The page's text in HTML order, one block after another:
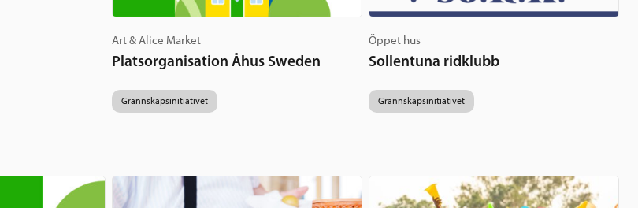
Art & Alice Market
Platsorganisation Åhus Sweden
Grannskapsinitiativet
Öppet hus
Sollentuna ridklubb
Grannskapsinitiativet